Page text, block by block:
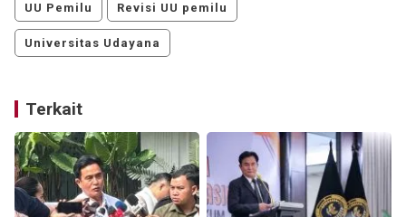
UU Pemilu Revisi UU pemilu
Universitas Udayana
Terkait